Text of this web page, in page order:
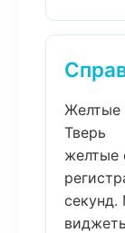
Желтые
Тверь
желтые
секунд.